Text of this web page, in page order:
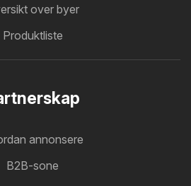
over byer
Produktliste
annonsere
B2B-sone